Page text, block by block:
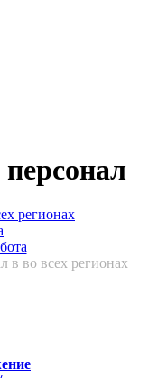
регионах
в во всех регионах